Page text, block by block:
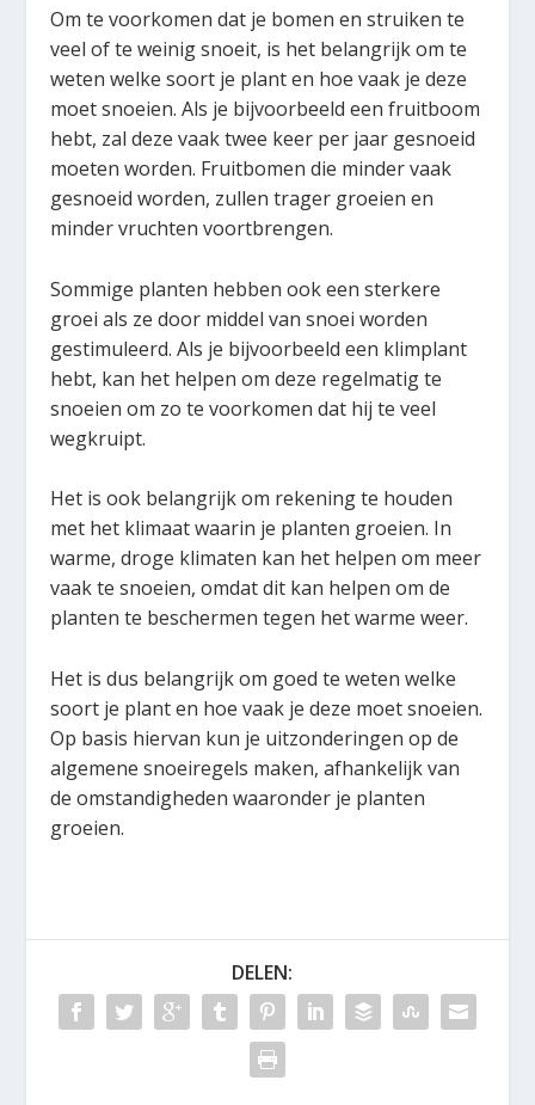
Om te voorkomen dat je bomen en struiken te
veel of te weinig snoeit, is het belangrijk om te
weten welke soort je plant en hoe vaak je deze
moet snoeien. Als je bijvoorbeeld een fruitboom
hebt, zal deze vaak twee keer per jaar gesnoeid
moeten worden. Fruitbomen die minder vaak
gesnoeid worden, zullen trager groeien en
minder vruchten voortbrengen.
Sommige planten hebben ook een sterkere
groei als ze door middel van snoei worden
gestimuleerd. Als je bijvoorbeeld een klimplant
hebt, kan het helpen om deze regelmatig te
snoeien om zo te voorkomen dat hij te veel
wegkruipt.
Het is ook belangrijk om rekening te houden
met het klimaat waarin je planten groeien. In
warme, droge klimaten kan het helpen om meer
vaak te snoeien, omdat dit kan helpen om de
planten te beschermen tegen het warme weer.
Het is dus belangrijk om goed te weten welke
soort je plant en hoe vaak je deze moet snoeien.
Op basis hiervan kun je uitzonderingen op de
algemene snoeiregels maken, afhankelijk van
de omstandigheden waaronder je planten
groeien.
DELEN: